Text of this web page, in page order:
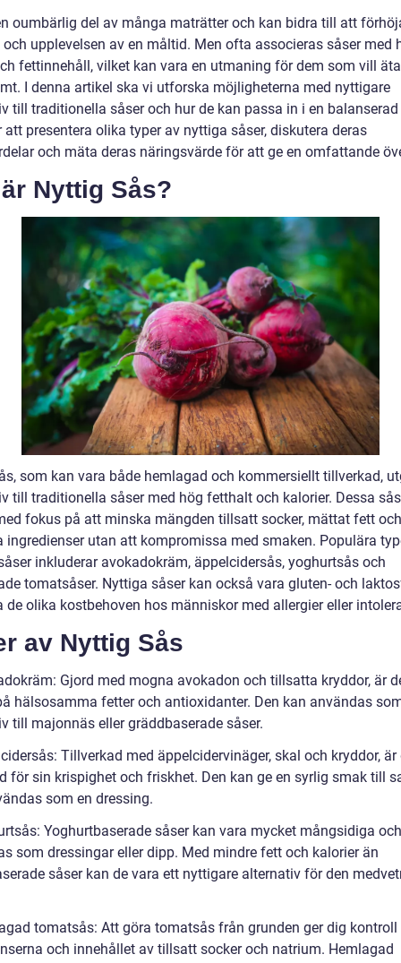
oumbärlig del av många maträtter och kan bidra till att
upplevelsen av en måltid. Men ofta associeras såser med
fettinnehåll, vilket kan vara en utmaning för dem som vill äta
I denna artikel ska vi utforska möjligheterna med nyttigare
till traditionella såser och hur de kan passa in i en
att presentera olika typer av nyttiga såser, diskutera deras
och mäta deras näringsvärde för att ge en omfattande
Nyttig Sås?
som kan vara både hemlagad och kommersiellt tillverkad,
till traditionella såser med hög fetthalt och kalorier. Dessa
fokus på att minska mängden tillsatt socker, mättat fett
ingredienser utan att kompromissa med smaken. Populära
inkluderar avokadokräm, äppelcidersås, yoghurtsås och
tomatsåser. Nyttiga såser kan också vara gluten- och
de olika kostbehoven hos människor med allergier eller
av Nyttig Sås
Gjord med mogna avokadon och tillsatta kryddor, är
hälsosamma fetter och antioxidanter. Den kan användas
till majonnäs eller gräddbaserade såser.
Tillverkad med äppelcidervinäger, skal och kryddor, är
för sin krispighet och friskhet. Den kan ge en syrlig smak till
som en dressing.
Yoghurtbaserade såser kan vara mycket mångsidiga
som dressingar eller dipp. Med mindre fett och kalorier än
såser kan de vara ett nyttigare alternativ för den
tomatsås: Att göra tomatsås från grunden ger dig kontroll
och innehållet av tillsatt socker och natrium. Hemlagad